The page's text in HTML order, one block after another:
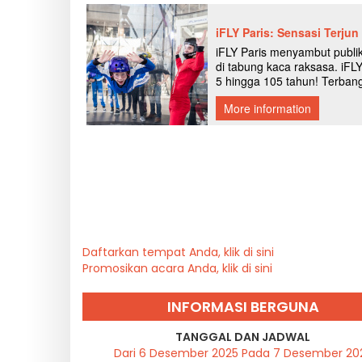
Daftarkan tempat Anda, klik di sini
Promosikan acara Anda, klik di sini
INFORMASI BERGUNA
TANGGAL DAN JADWAL
Dari 6 Desember 2025 Pada 7 Desember